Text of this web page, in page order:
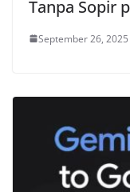
Tanpa Sopir
September 26, 2025